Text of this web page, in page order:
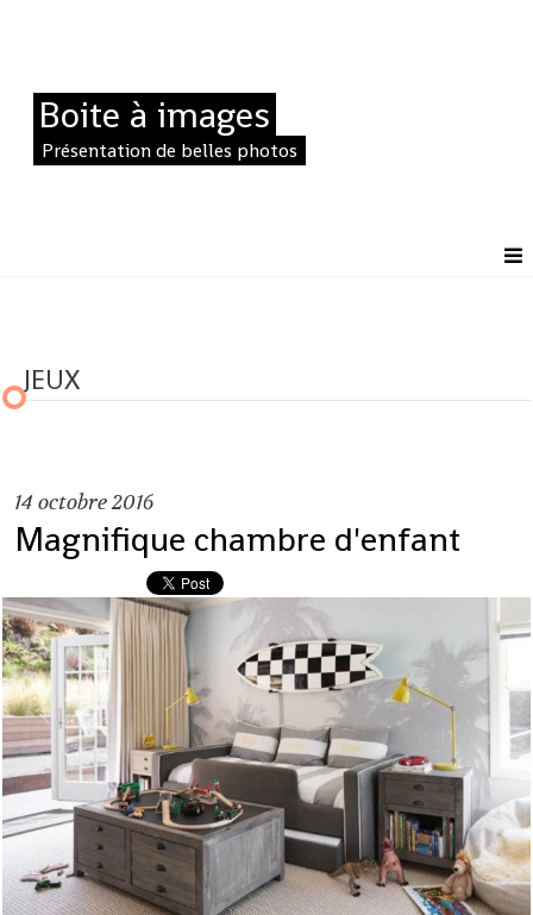
Boite à images
Présentation de belles photos
JEUX
14 octobre 2016
Magnifique chambre d'enfant